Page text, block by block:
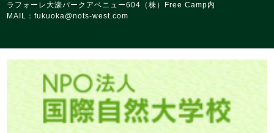
ラフォーレ大濠パークアベニュー604（株）Free Camp内
MAIL：fukuoka@nots‑west.com